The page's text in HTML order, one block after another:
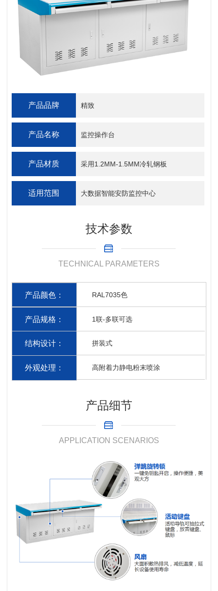
产品品牌 精致
产品名称 监控操作台
产品材质 采用1.2MM-1.5MM冷轧钢板
适用范围 大数据智能安防监控中心
技术参数
TECHNICAL PARAMETERS
产品颜色： RAL7035色
产品规格： 1联-多联可选
结构设计： 拼装式
外观处理： 高附着力静电粉末喷涂
产品细节
APPLICATION SCENARIOS